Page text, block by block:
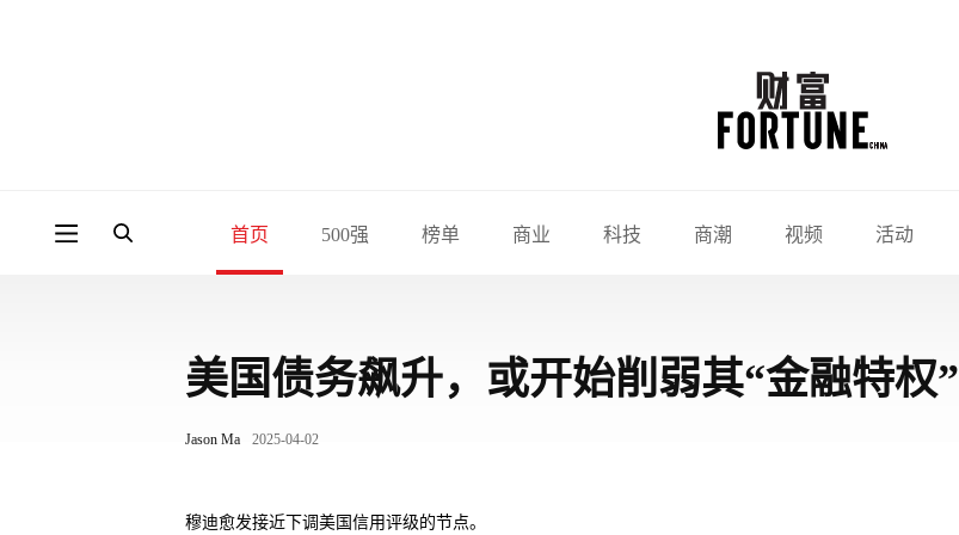
首页 500强 榜单 商业 科技 商潮 视频 活动
美国债务飙升，或开始削弱其“金融特权”
Jason Ma 2025-04-02
穆迪愈发接近下调美国信用评级的节点。